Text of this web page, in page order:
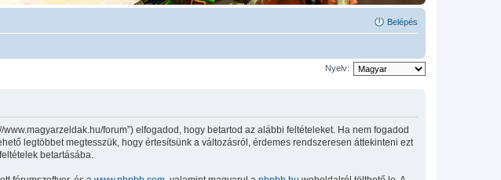
Belépés
Nyelv:
www.magyarzeldak.hu/forum”) elfogadod, hogy betartod az alábbi feltételeket. Ha nem fogadod
legtöbbet megtesszük, hogy értesítsünk a változásról, érdemes rendszeresen áttekinteni ezt
betartásába.